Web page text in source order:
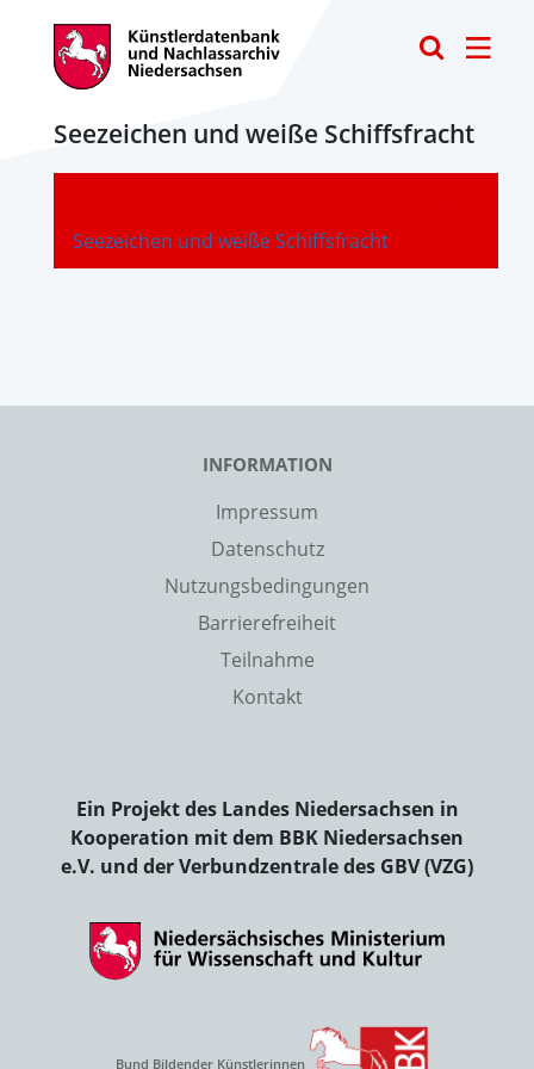
Seezeichen und weiße Schiffsfracht
Seezeichen und weiße Schiffsfracht
-
INFORMATION
Impressum
Datenschutz
Nutzungsbedingungen
Barrierefreiheit
Teilnahme
Kontakt
Ein Projekt des Landes Niedersachsen in
Kooperation mit dem BBK Niedersachsen
e.V. und der Verbundzentrale des GBV (VZG)
Bund Bildender Künstlerinnen